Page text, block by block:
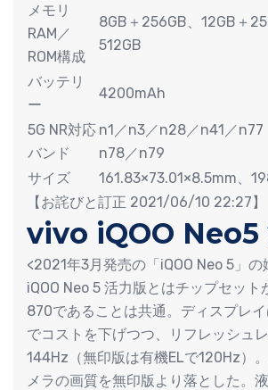
メモリ
RAM／
ROM構成
8GB＋256GB、12GB＋
512GB
バッテリ
ー
4200mAh
5G NR対応
バンド
n1／n3／n28／n41／n77
n78／n79
サイズ
161.83×73.01×8.5mm、
【お詫びと訂正 2021/06/10 22:27】
vivo iQOO Neo5
<2021年3月発売の「iQOO Neo 5」の
iQOO Neo 5 活力版とはチップセッ
870であることは共通。ディスプレ
でコストを下げつつ、リフレッシュ
144Hz（無印版は有機ELで120Hz）
メラの画質を無印版より落とした。